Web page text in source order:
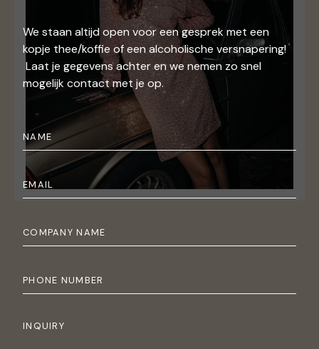
We staan altijd open voor een gesprek met een
kopje thee/koffie of een alcoholische versnapering!
Laat je gegevens achter en we nemen zo snel
mogelijk contact met je op.